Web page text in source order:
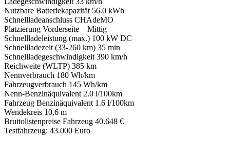
Nutzbare Batteriekapazität 56.0 kWh
Schnellladeanschluss CHAdeMO
Platzierung Vorderseite – Mittig
Schnellladeleistung (max.) 100 kW DC
Schnellladezeit (33-260 km) 35 min
Schnellladegeschwindigkeit 390 km/h
Reichweite (WLTP) 385 km
Nennverbrauch 180 Wh/km
Fahrzeugverbrauch 145 Wh/km
Nenn-Benzinäquivalent 2.0 l/100km
Fahrzeug Benzinäquivalent 1.6 l/100km
Wendekreis 10,6 m
Bruttolistenpreise Fahrzeug 40.648 €
Testfahrzeug: 43.000 Euro